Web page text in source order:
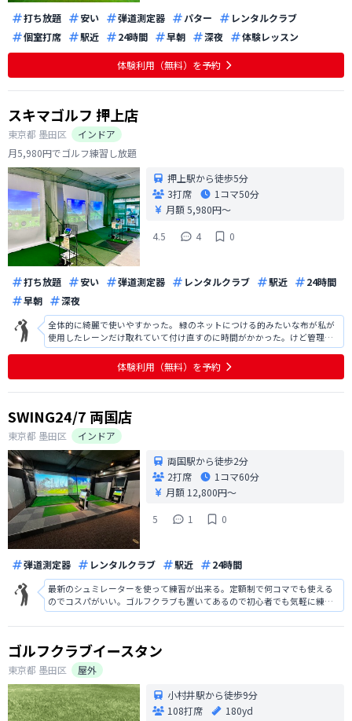
打ち放題 安い 弾道測定器 パター
レンタルクラブ
個室打席
駅近 24時間 早朝 深夜 体験レッスン
体験利用（無料）を予約
スキマゴルフ 押上店
東京都 墨田区
インドア
月5,980円でゴルフ練習し放題
押上駅から徒歩5分
3打席
1コマ50分
月額 5,980円〜
4.5
4 0
打ち放題 安い 弾道測定器 レンタルクラブ 駅近
24時間
早朝
深夜
全体的に綺麗で使いやすかった。 緑のネットにつける的みたいな布が私が
使用したレーンだけ取れていて付け直すのに時間がかかった。けど管理者
が常時いるわけではないので管理面では致し方がないかもしれない。 利用
者はおじさんが多くて女性としては少し居づらかったです。 モニターは操
作がしやすかったのでとても良か
体験利用（無料）を予約
SWING24/7 両国店
東京都 墨田区
インドア
両国駅から徒歩2分
2打席
1コマ60分
月額 12,800円〜
5
1 0
弾道測定器 レンタルクラブ 駅近 24時間
最新のシュミレーターを使って練習が出来る。定額制で何コマでも使える
のでコスパがいい。ゴルフクラブも置いてあるので初心者でも気軽に練習
しやすい。駅から近いのですぐに行ける。
ゴルフクラブイースタン
東京都 墨田区
屋外
小村井駅から徒歩9分
108打席
180yd